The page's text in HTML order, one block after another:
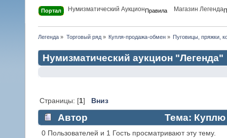
Портал Нумизматический АукционПравила Магазин Легенда
Легенда » Торговый ряд» Купля-продажа-обмен» Пуговицы, пряжки,
Нумизматический аукцион "Легенда"
Страницы: [1] Вниз
Автор Тема:
0 Пользователей и 1 Гость просматривают эту тему.